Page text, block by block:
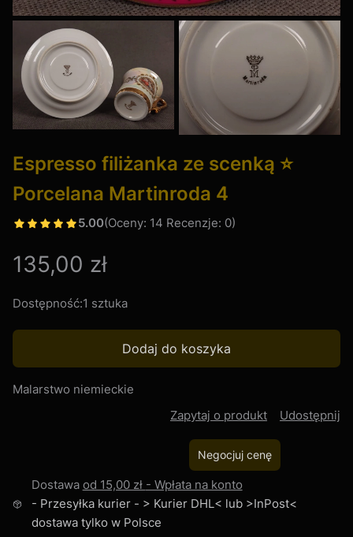
Espresso filiżanka ze scenką ⭐
Porcelana Martinroda 4
5.00(Oceny: 14 Recenzje: 0)
Cena
135,00 zł
Dostępność:1 sztuka
Dodaj do koszyka
Malarstwo niemieckie
Zapytaj o produkt
Udostępnij
Negocjuj cenę
Dostawa od 15,00 zł - Wpłata na konto
- Przesyłka kurier - > Kurier DHL< lub >InPost<
dostawa tylko w Polsce